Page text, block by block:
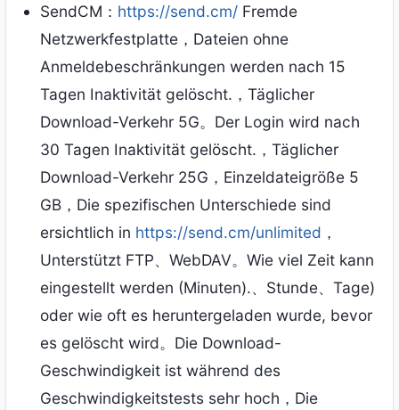
SendCM： https://send.cm/ Fremde
Netzwerkfestplatte，Dateien ohne
Anmeldebeschränkungen werden nach 15
Tagen Inaktivität gelöscht.，Täglicher
Download-Verkehr 5G。Der Login wird nach
30 Tagen Inaktivität gelöscht.，Täglicher
Download-Verkehr 25G，Einzeldateigröße 5
GB，Die spezifischen Unterschiede sind
ersichtlich in https://send.cm/unlimited ，
Unterstützt FTP、WebDAV。Wie viel Zeit kann
eingestellt werden (Minuten).、Stunde、Tage)
oder wie oft es heruntergeladen wurde, bevor
es gelöscht wird。Die Download-
Geschwindigkeit ist während des
Geschwindigkeitstests sehr hoch，Die